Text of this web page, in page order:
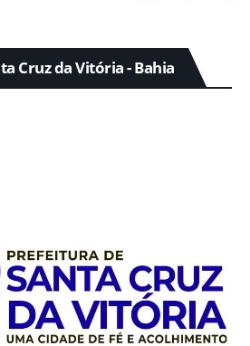
Cruz da Vitória - Bahia